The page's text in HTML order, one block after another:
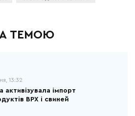
ТЕМОЮ
13:32
активізувала імпорт
ВРХ і свиней